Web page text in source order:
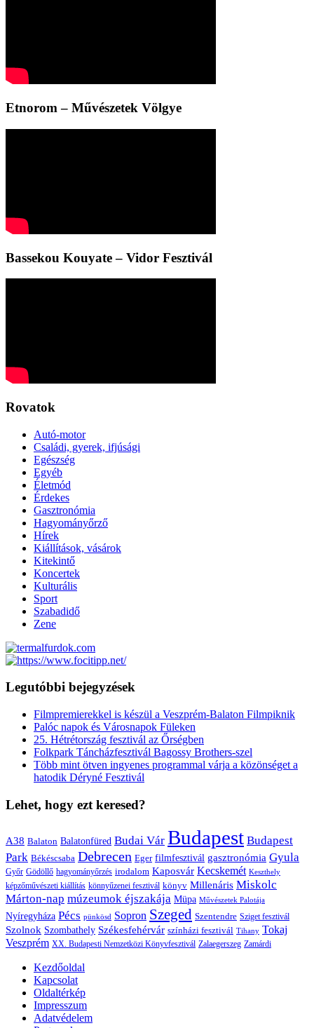
Etnorom – Művészetek Völgye
Bassekou Kouyate – Vidor Fesztivál
Rovatok
Autó-motor
Családi, gyerek, ifjúsági
Egészség
Egyéb
Életmód
Érdekes
Gasztronómia
Hagyományőrző
Hírek
Kiállítások, vásárok
Kitekintő
Koncertek
Kulturális
Sport
Szabadidő
Zene
Legutóbbi bejegyzések
Filmpremierekkel is készül a Veszprém-Balaton Filmpiknik
Palóc napok és Városnapok Füleken
25. Hétrétország fesztivál az Őrségben
Folkpark Táncházfesztivál Bagossy Brothers-szel
Több mint ötven ingyenes programmal várja a közönséget a
hatodik Déryné Fesztivál
Lehet, hogy ezt keresed?
A38 Balaton Balatonfüred Budai Vár Budapest Budapest
Park Békéscsaba Debrecen Eger filmfesztivál gasztronómia Gyula
Győr Gödöllő hagyományőrzés irodalom Kaposvár Kecskemét Keszthely
képzőművészeti kiállítás könnyűzenei fesztivál könyv Millenáris Miskolc
Márton-nap múzeumok éjszakája Müpa Művészetek Palotája
Nyíregyháza Pécs pünkösd Sopron Szeged Szentendre Sziget fesztivál
Szolnok Szombathely Székesfehérvár színházi fesztivál Tihany Tokaj
Veszprém XX. Budapesti Nemzetközi Könyvfesztivál Zalaegerszeg Zamárdi
Kezdőoldal
Kapcsolat
Oldaltérkép
Impresszum
Adatvédelem